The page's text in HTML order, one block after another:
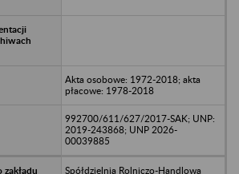
Akta osobowe: 1972-2018; akta
płacowe: 1978-2018
992700/611/627/2017-SAK; UNP:
2019-243868; UNP 2026-
00039885
Spółdzielnia Rolniczo-Handlowa